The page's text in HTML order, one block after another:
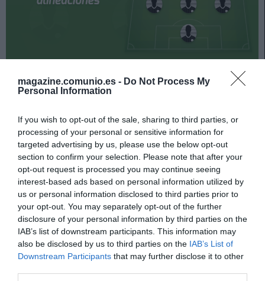
magazine.comunio.es - Do Not Process My
Personal Information
If you wish to opt-out of the sale, sharing to third parties, or
processing of your personal or sensitive information for
targeted advertising by us, please use the below opt-out
section to confirm your selection. Please note that after your
opt-out request is processed you may continue seeing
interest-based ads based on personal information utilized by
us or personal information disclosed to third parties prior to
your opt-out. You may separately opt-out of the further
disclosure of your personal information by third parties on the
IAB’s list of downstream participants. This information may
also be disclosed by us to third parties on the IAB’s List of
Downstream Participants that may further disclose it to other
¡Jornada de Liga antes de Nochebuena! La fecha 15 del
campeonato se juega el 22 y 23 de diciembre. ¿Quién
Atlético? A continuación, las posibles alineaciones.
Posible alineación Real Sociedad
Alineación:Remiro – Gorosabel, Le Normand, Zubeldia
(Aritz), Monreal – Merino, Zubimendi, Silva – Portu,
Oyarzabal, Willian José.
Estos jugadores son baja:Illarramendi (lesión muscular),
Pacheco (fractura metatarsiano), Luca Sangalli (lesión de
rodilla), Moya (lesión muscular),
Estos jugadores son duda:Zaldua (lesión muscular), Aritz